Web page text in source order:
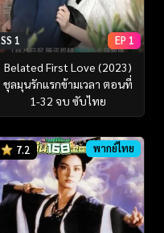
SS 1 EP 1
Belated First Love (2023)
ชุลมุนรักแรกข้ามเวลา ตอนที่
1-32 จบ ซับไทย
7.2 พากย์ไทย